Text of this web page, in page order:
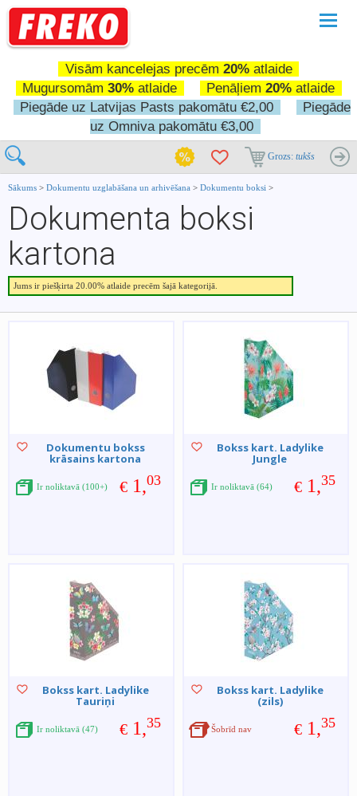
Visām kancelejas precēm 20%atlaide
Mugursomām 30% atlaide Penāļiem 20% atlaide
Piegāde uz Latvijas Pasts pakomātu €2,00
Piegāde
uz Omniva pakomātu €3,00
Grozs: tukšs
Sākums > Dokumentu uzglabāšana un arhivēšana > Dokumentu boksi >
Dokumenta boksi
kartona
Jums ir piešķirta 20.00% atlaide precēm šajā kategorijā.
Dokumentu bokss
krāsains kartona
€ 1,03
Ir noliktavā (100+)
Bokss kart. Ladylike
Jungle
€ 1,35
Ir noliktavā (64)
Bokss kart. Ladylike
Tauriņi
€ 1,35
Ir noliktavā (47)
Bokss kart. Ladylike
(zils)
€ 1,35
Šobrīd nav